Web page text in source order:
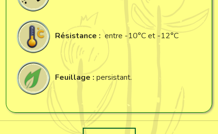
Résistance : entre -10°C et -12°C
Feuillage : persistant.